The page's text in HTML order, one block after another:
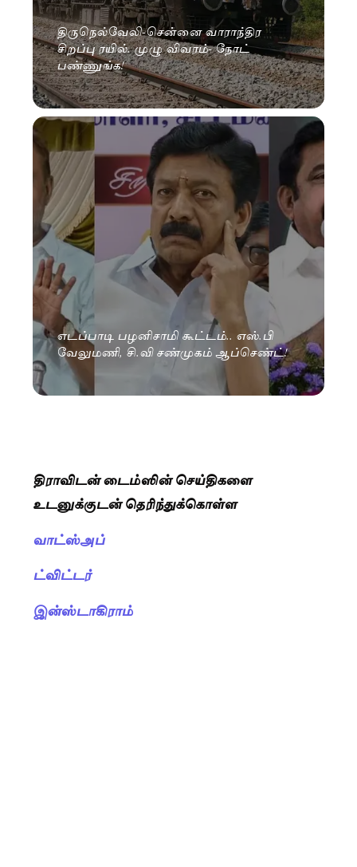
திருநெல்வேலி-சென்னை வாராந்திர
சிறப்பு ரயில். முழு விவரம்- நோட்
பண்ணுங்க!
எடப்பாடி பழனிசாமி கூட்டம்.. எஸ்.பி
வேலுமணி, சி.வி சண்முகம் ஆப்செண்ட்!
திராவிடன் டைம்ஸின் செய்திகளை
உடனுக்குடன் தெரிந்துக்கொள்ள
வாட்ஸ்அப்
ட்விட்டர்
இன்ஸ்டாகிராம்